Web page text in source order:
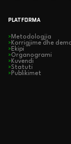
PLATFORMA
> Metodologjia
> Korrigjime dhe
> Ekipi
> Organogrami
> Kuvendi
>Statuti
> Publikimet